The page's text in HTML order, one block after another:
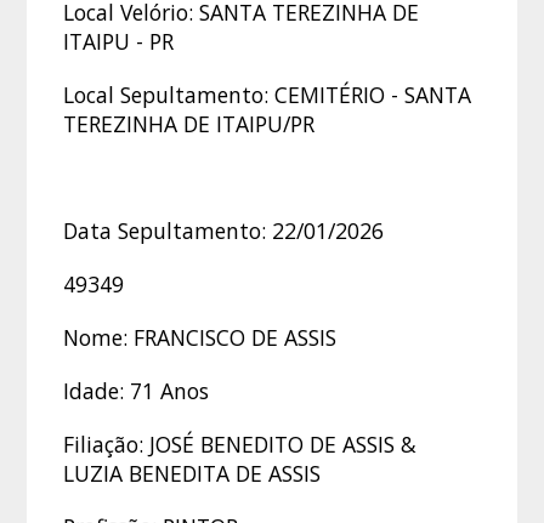
Local Velório: SANTA TEREZINHA DE
ITAIPU - PR
Local Sepultamento: CEMITÉRIO - SANTA
TEREZINHA DE ITAIPU/PR
Data Sepultamento: 22/01/2026
49349
Nome: FRANCISCO DE ASSIS
Idade: 71 Anos
Filiação: JOSÉ BENEDITO DE ASSIS &
LUZIA BENEDITA DE ASSIS